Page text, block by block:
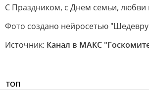
С Праздником, с Днем семьи, любви
Фото создано нейросетью
Источник: Канал в МАКС
ТОП